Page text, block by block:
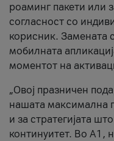
роаминг пакети или
согласност со
корисник. Замената
мобилната
моментот на
„Овој празничен
нашата максимална
и за стратегијата
континуитет. Во А1,